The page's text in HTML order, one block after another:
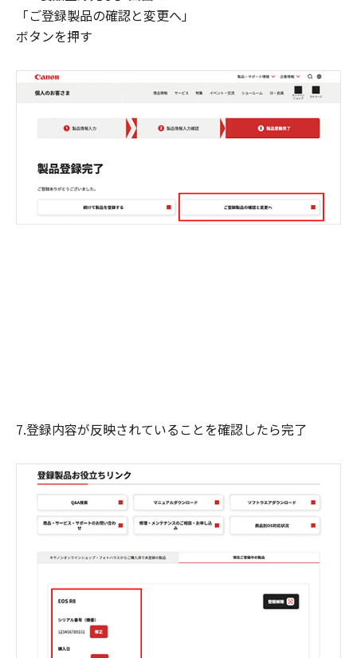
「ご登録製品の確認と変更へ」
ボタンを押す
7.登録内容が反映されていることを確認したら完了